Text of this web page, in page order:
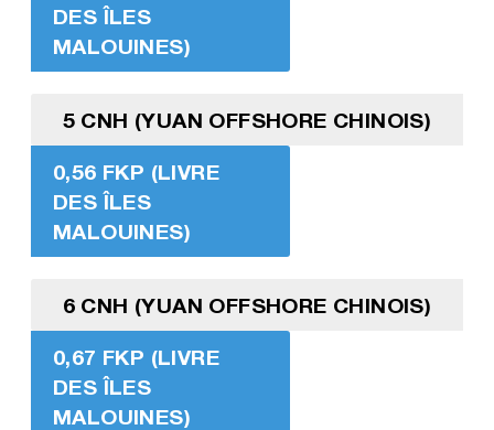
DES ÎLES
MALOUINES)
5 CNH (YUAN OFFSHORE CHINOIS)
0,56 FKP (LIVRE
DES ÎLES
MALOUINES)
6 CNH (YUAN OFFSHORE CHINOIS)
0,67 FKP (LIVRE
DES ÎLES
MALOUINES)